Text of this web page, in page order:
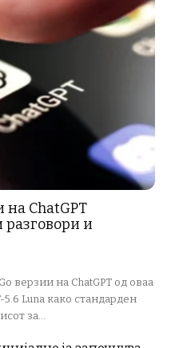
ChatGPT
и
верзии на ChatGPT од оваа
5.6 Luna како стандарден
за...